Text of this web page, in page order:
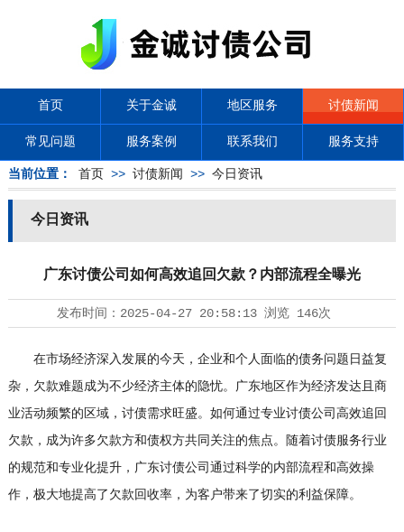
首页 关于金诚 地区服务 讨债新闻
常见问题 服务案例 联系我们 服务支持
当前位置： 首页 >> 讨债新闻 >> 今日资讯
今日资讯
广东讨债公司如何高效追回欠款？内部流程全曝光
发布时间： 2025-04-27 20:58:13浏览 146次
在市场经济深入发展的今天，企业和个人面临的债务问题日益复
杂，欠款难题成为不少经济主体的隐忧。广东地区作为经济发达且商
业活动频繁的区域，讨债需求旺盛。如何通过专业讨债公司 高效追回
欠款，成为许多欠款方和债权方共同关注的焦点。随着讨债服务行业
的规范和专业化提升，广东讨债公司通过科学的内部流程和高效操
作，极大地提高了欠款回收率，为客户带来了切实的利益保障。